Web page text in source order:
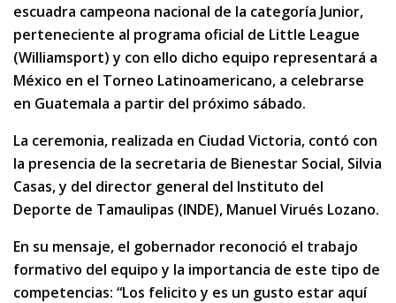
escuadra campeona nacional de la categoría Junior,
perteneciente al programa oficial de Little League
(Williamsport) y con ello dicho equipo representará a
México en el Torneo Latinoamericano, a celebrarse
en Guatemala a partir del próximo sábado.
La ceremonia, realizada en Ciudad Victoria, contó con
la presencia de la secretaria de Bienestar Social, Silvia
Casas, y del director general del Instituto del
Deporte de Tamaulipas (INDE), Manuel Virués Lozano.
En su mensaje, el gobernador reconoció el trabajo
formativo del equipo y la importancia de este tipo de
competencias: “Los felicito y es un gusto estar aquí